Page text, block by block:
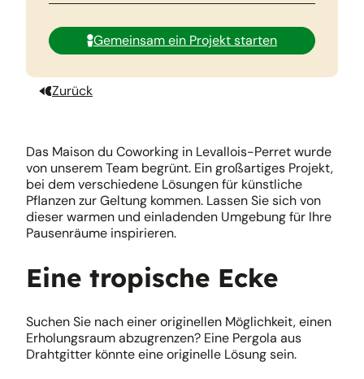
Gemeinsam ein Projekt starten
Zurück
Das Maison du Coworking in Levallois-Perret wurde
von unserem Team begrünt. Ein großartiges Projekt,
bei dem verschiedene Lösungen für künstliche
Pflanzen zur Geltung kommen. Lassen Sie sich von
dieser warmen und einladenden Umgebung für Ihre
Pausenräume inspirieren.
Eine tropische Ecke
Suchen Sie nach einer originellen Möglichkeit, einen
Erholungsraum abzugrenzen? Eine Pergola aus
Drahtgitter könnte eine originelle Lösung sein.